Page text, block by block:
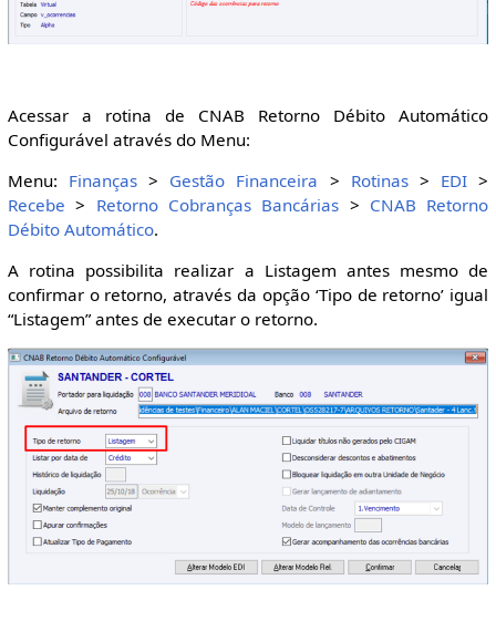
Acessar a rotina de CNAB Retorno Débito Automático
Configurável através do Menu:
Menu: Finanças> Gestão Financeira > Rotinas> EDI >
Recebe > Retorno Cobranças Bancárias > CNAB Retorno
Débito Automático.
A rotina possibilita realizar a Listagem antes mesmo de
confirmar o retorno, através da opção ‘Tipo de retorno’ igual
“Listagem” antes de executar o retorno.